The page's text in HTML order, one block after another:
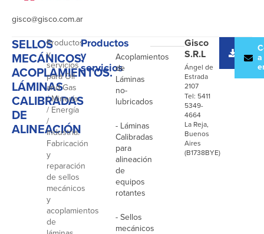
gisco@gisco.com.ar
SELLOS
MECÁNICOS.
ACOPLAMIENTOS.
LÁMINAS
CALIBRADAS
DE
ALINEACIÓN
Productos
y
servicios
para Oil
and Gas
/ Minería
/ Energía
/
Industria.
Fabricación
y
reparación
de sellos
mecánicos
y
acoplamientos
de
Productos
y
servicios
-
Acoplamientos
de
Láminas
no-
lubricados
- Láminas
Calibradas
para
alineación
de
equipos
rotantes
- Sellos
mecánicos
Gisco
S.R.L
Ángel de
Estrada
2107
Tel: 5411
5349-
4664
La Reja,
Buenos
Aires
(B1738BYE)